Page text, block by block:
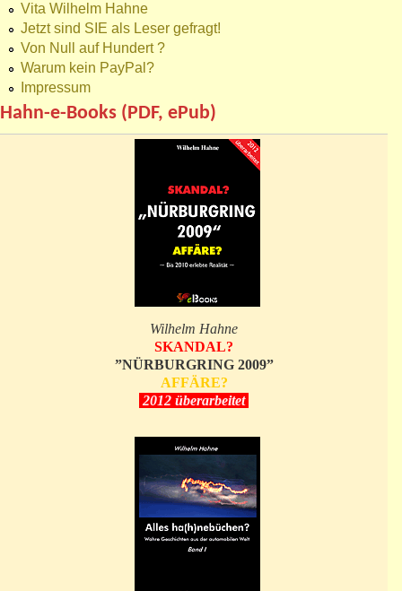
Vita Wilhelm Hahne
Jetzt sind SIE als Leser gefragt!
Von Null auf Hundert ?
Warum kein PayPal?
Impressum
Hahn-e-Books (PDF, ePub)
Wilhelm Hahne
SKANDAL?
”NÜRBURGRING 2009”
AFFÄRE?
2012 überarbeitet